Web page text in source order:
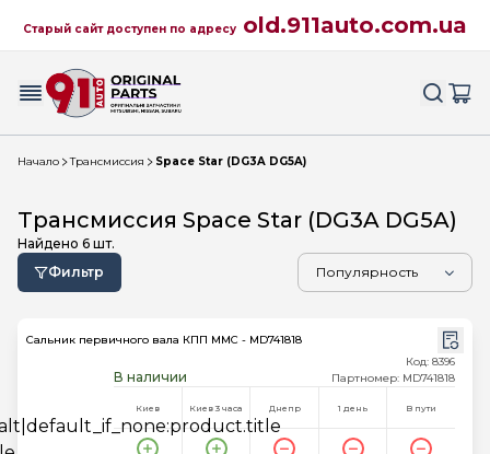
Старый сайт доступен по адресу old.911auto.com.ua
Начало Трансмиссия Space Star (DG3A DG5A)
Трансмиссия Space Star (DG3A DG5A)
Найдено 6 шт.
Фильтр
Сальник первичного вала КПП MMC - MD741818
В наличии
Код: 8396
Партномер: MD741818
Киев Киев 3 часа Днепр 1 день В пути